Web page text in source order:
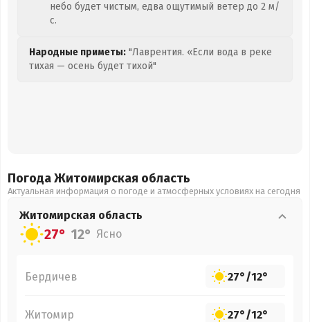
небо будет чистым, едва ощутимый ветер до 2 м/
с.
Народные приметы: "Лаврентия. «Если вода в реке
тихая — осень будет тихой"
Погода Житомирская область
Актуальная информация о погоде и атмосферных условиях на сегодня
Житомирская область
27° 12° Ясно
Бердичев 27°/12°
Житомир 27°/12°